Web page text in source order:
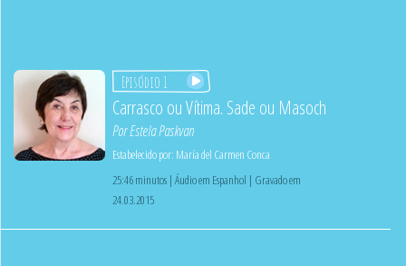
Episódio 1
Carrasco ou Vítima. Sade ou Masoch
PorEstela Paskvan
Estabelecido por: María del Carmen Conca
25:46 minutos | Áudio em Espanhol | Gravado em
24.03.2015